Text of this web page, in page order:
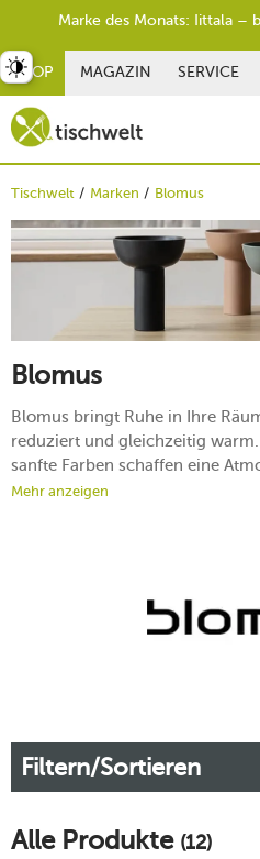
SHOP MAGAZIN SERVICE
Tischwelt Marken Blomus
Blomus
Blomus bringt Ruhe in Ihre
reduziert und gleichzeitig
sanfte Farben schaffen eine
ausstrahlt und den Blick
Mehr anzeigen
Filtern/Sortieren
Alle Produkte (12)
umschalten
Marke des Monats: Iittala –